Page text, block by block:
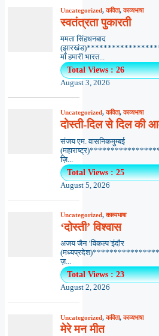
Uncategorized,कविता,काव्यभाषा
स्वतंत्रता पुकारती
ममता सिंहधनबाद
माँ हमारी भारत...
Total Views : 26
August 3, 2026
Uncategorized,कविता,काव्यभाषा
दोस्ती-दिल से दिल की
संजय एम. वासनिकमुम्बई
ज़ि...
Total Views : 25
August 5, 2026
Uncategorized,काव्यभाषा
‘दोस्ती’ विश्वास
अजय जैन ‘विकल्प’इंदौर
ज़...
Total Views : 23
August 2, 2026
Uncategorized,कविता,काव्यभाषा
मेरे मन मीत